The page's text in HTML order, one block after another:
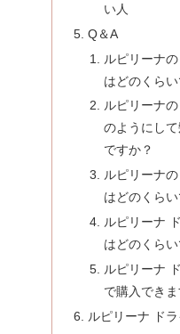
い人
Q＆A
ルピリーナ
はどのくら
ルピリーナ
のようにし
ですか？
ルピリーナ
はどのくら
ルピリーナ
はどのくら
ルピリーナ
で購入できま
ルピリーナ ド